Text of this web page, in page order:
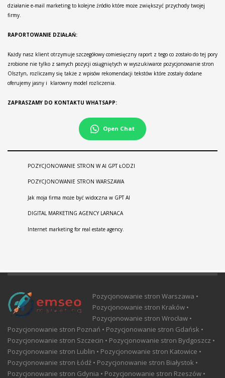
działanie e-mail marketing to kolejne źródło które może zwiększyć przychody twojej
firmy.
RAPORTOWANIE DZIAŁAŃ:
Każdy nasz klient otrzymuje szczegółowy comiesięczny raport z tego co zostało do tej pory
zrobione nie tylko z samych pozycji osiągniętych w wyszukiwarce pozycjonowanie stron
Olsztyn, rozliczamy się także z wpisów rekomendacji tekstów które zostały dodane
oferujemy jasny i klarowny model rozliczenia.
ZAPRASZAMY DO KONTAKTU WHATSAPP:
Open Chat
POZYCJONOWANIE STRON W AI GPT ŁODZI
POZYCJONOWANIE STRON WARSZAWA
Jak moja firma może być widoczna w GPT AI
DIGITAL MARKETING AGENCY LARNACA
Internet marketing for real estate agency.
Pozycjonowanie stron Warszawa •
Pozycjonowanie stron Kraków •
Pozycjonowanie stron Wrocław •
Pozycjonowanie stron Poznań • Pozycjonowanie stron Gdańsk •
Pozycjonowanie stron Szczecin • Pozycjonowanie stron Bydgoszcz •
Pozycjonowanie stron Lublin • Pozycjonowanie stron Katowice •
Pozycjonowanie stron Łódź • Pozycjonowanie stron Białystok •
Pozycjonowanie stron Gdynia • Pozycjonowanie stron Rzeszów •